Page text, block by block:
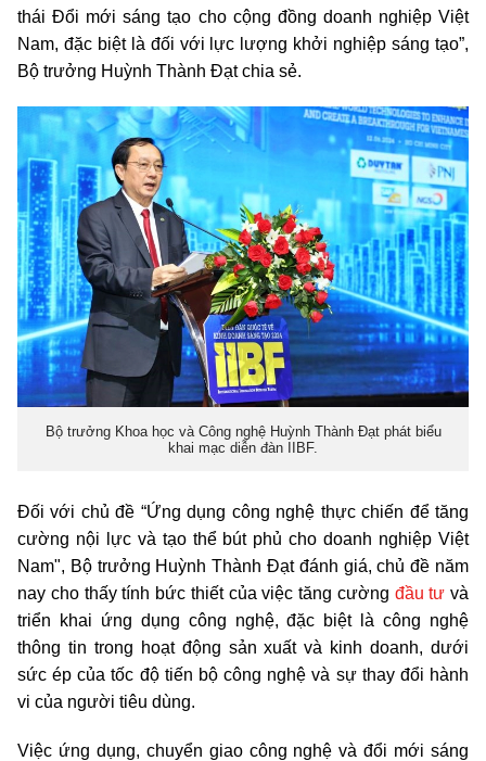
thái Đổi mới sáng tạo cho cộng đồng doanh nghiệp Việt
Nam, đặc biệt là đối với lực lượng khởi nghiệp sáng tạo”,
Bộ trưởng Huỳnh Thành Đạt chia sẻ.
Bộ trưởng Khoa học và Công nghệ Huỳnh Thành Đạt phát biểu
khai mạc diễn đàn IIBF.
Đối với chủ đề “Ứng dụng công nghệ thực chiến để tăng
cường nội lực và tạo thể bút phủ cho doanh nghiệp Việt
Nam", Bộ trưởng Huỳnh Thành Đạt đánh giá, chủ đề năm
nay cho thấy tính bức thiết của việc tăng cường đầu tư và
triển khai ứng dụng công nghệ, đặc biệt là công nghệ
thông tin trong hoạt động sản xuất và kinh doanh, dưới
sức ép của tốc độ tiến bộ công nghệ và sự thay đổi hành
vi của người tiêu dùng.
Việc ứng dụng, chuyển giao công nghệ và đổi mới sáng